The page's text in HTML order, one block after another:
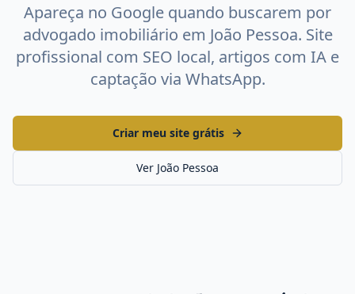
Apareça no Google quando buscarem por
advogado imobiliário em João Pessoa. Site
profissional com SEO local, artigos com IA e
captação via WhatsApp.
Criar meu site grátis
Ver João Pessoa